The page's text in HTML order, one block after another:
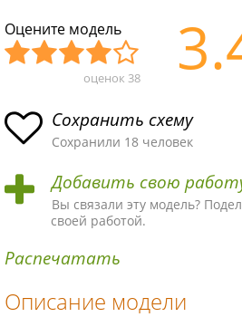
Оцените модель
асн
ая
ма
пло
хая
ма
ыч
ная
ма
Хор
ая
ма
Отл
ая
ма!
оценок 38
Сохранить схему
Сохранили 18 человек
Добавить свою
Вы связали эту модель?
своей работой.
Распечатать
Описание модели